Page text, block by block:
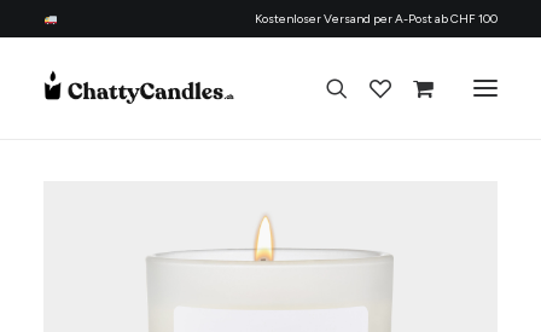
Kostenloser Versand per A-Post ab CHF 100